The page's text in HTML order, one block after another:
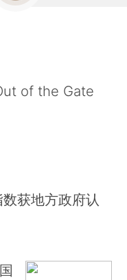
of the Gate
获地方政府认